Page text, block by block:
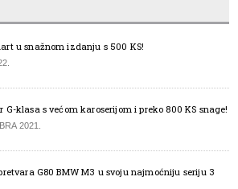
u snažnom izdanju s 500 KS!
G-klasa s većom karoserijom i preko 800 KS snage!
2021.
G80 BMW M3 u svoju najmoćniju seriju 3